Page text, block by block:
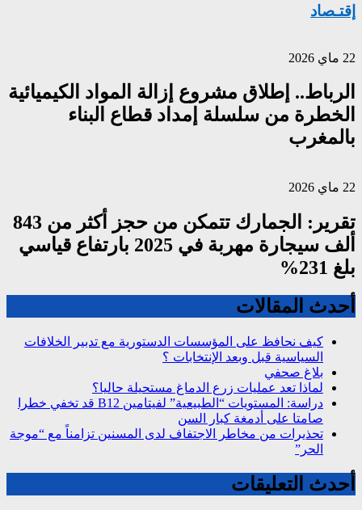
إقتـصاد
22 ماي 2026
الرباط.. إطلاق مشروع إزالة المواد الكيميائية
الخطرة من سلسلة إمداد قطاع البناء
بالمغرب
22 ماي 2026
تقرير: الجمارك تتمكن من حجز أكثر من 843
ألف سيجارة مهربة في 2025 بارتفاع قياسي
بلغ 231%
أحدث المقالات
كيف نحافظ على المؤسسات الدستورية مع تدبير الخلافات
السياسية قبل وبعد الإنتخابات ؟
بلاغ صحفي
لماذا تعد عمليات زرع الدماغ مستحيلة حاليا؟
دراسة: المستويات “الطبيعية” لفيتامين B12 قد تخفي خطرا
صامتا على أدمغة كبار السن
تحذيرات من مخاطر الاجتفاف لدى المسنين تزامناً مع “موجة
الحر”
أحدث التعليقات